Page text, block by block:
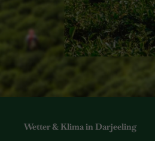
Wetter & Klima in Darjeeling